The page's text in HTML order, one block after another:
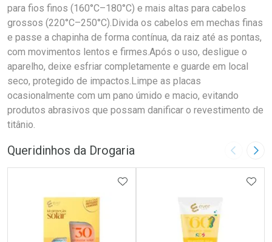
para fios finos (160°C–180°C) e mais altas para cabelos
grossos (220°C–250°C).Divida os cabelos em mechas finas
e passe a chapinha de forma contínua, da raiz até as pontas,
com movimentos lentos e firmes.Após o uso, desligue o
aparelho, deixe esfriar completamente e guarde em local
seco, protegido de impactos.Limpe as placas
ocasionalmente com um pano úmido e macio, evitando
produtos abrasivos que possam danificar o revestimento de
titânio.
Queridinhos da Drogaria Imagem
ADICIONAR AOS FAVORITOS